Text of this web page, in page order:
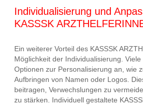
Individualisierung und
KASSSK
Ein weiterer Vorteil des KASSSK
Möglichkeit der Individualisierung.
Optionen zur Personalisierung an, wie
Aufbringen von Namen oder Logos.
beitragen, Verwechslungen zu
zu stärken. Individuell gestaltete